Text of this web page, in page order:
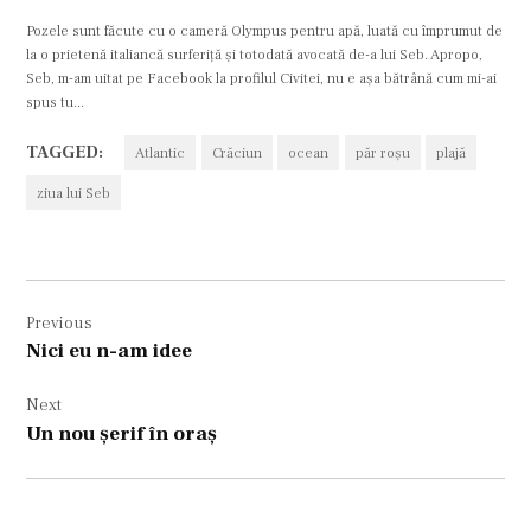
Pozele sunt făcute cu o cameră Olympus pentru apă, luată cu împrumut de
la o prietenă italiancă surferiţă şi totodată avocată de-a lui Seb. Apropo,
Seb, m-am uitat pe Facebook la profilul Civitei, nu e aşa bătrână cum mi-ai
spus tu...
TAGGED: Atlantic Crăciun ocean păr roşu plajă
ziua lui Seb
în
articole
Previous
Nici eu n-am idee
Next
Un nou şerif în oraş